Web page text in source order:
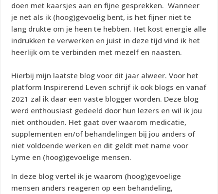
doen met kaarsjes aan en fijne gesprekken. Wanneer
je net als ik (hoog)gevoelig bent, is het fijner niet te
lang drukte om je heen te hebben. Het kost energie alle
indrukken te verwerken en juist in deze tijd vind ik het
heerlijk om te verbinden met mezelf en naasten.
Hierbij mijn laatste blog voor dit jaar alweer. Voor het
platform Inspirerend Leven schrijf ik ook blogs en vanaf
2021 zal ik daar een vaste blogger worden. Deze blog
werd enthousiast gedeeld door hun lezers en wil ik jou
niet onthouden. Het gaat over waarom medicatie,
supplementen en/of behandelingen bij jou anders of
niet voldoende werken en dit geldt met name voor
Lyme en (hoog)gevoelige mensen.
In deze blog vertel ik je waarom (hoog)gevoelige
mensen anders reageren op een behandeling,